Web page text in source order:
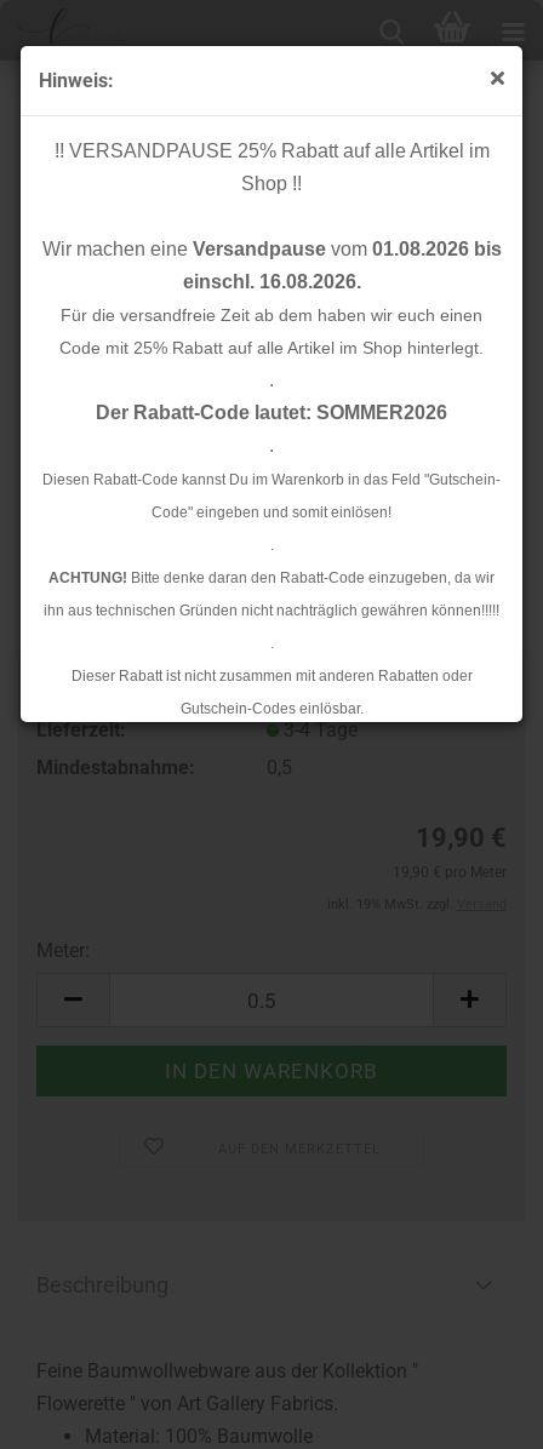
Hinweis:
!! VERSANDPAUSE 25% Rabatt auf alle Artikel im
Shop !!
Wir machen eine Versandpausevom 01.08.2026 bis
einschl. 16.08.2026.
Für die versandfreie Zeit ab dem haben wir euch einen
Code mit 25% Rabatt auf alle Artikel im Shop hinterlegt.
.
Der Rabatt-Code lautet: SOMMER2026
.
Diesen Rabatt-Code kannst Du im Warenkorb in das Feld "Gutschein-
Code" eingeben und somit einlösen!
.
ACHTUNG! Bitte denke daran den Rabatt-Code einzugeben, da wir
ihn aus technischen Gründen nicht nachträglich gewähren können!!!!!
.
Dieser Rabatt ist nicht zusammen mit anderen Rabatten oder
Gutschein-Codes einlösbar.
.
Ab dem 17.08.2026 versenden wir wieder wie gewohnt. Aufgrund des
Baumwolle - Flower Ties - Flowerette - Art Gallery
Fabrics
Lieferzeit:
3-4 Tage
Mindestabnahme:
0,5
19,90 €
Meter:
Feine Baumwollwebware aus der Kollektion "
Flowerette " von Art Gallery Fabrics.
Material: 100% Baumwolle